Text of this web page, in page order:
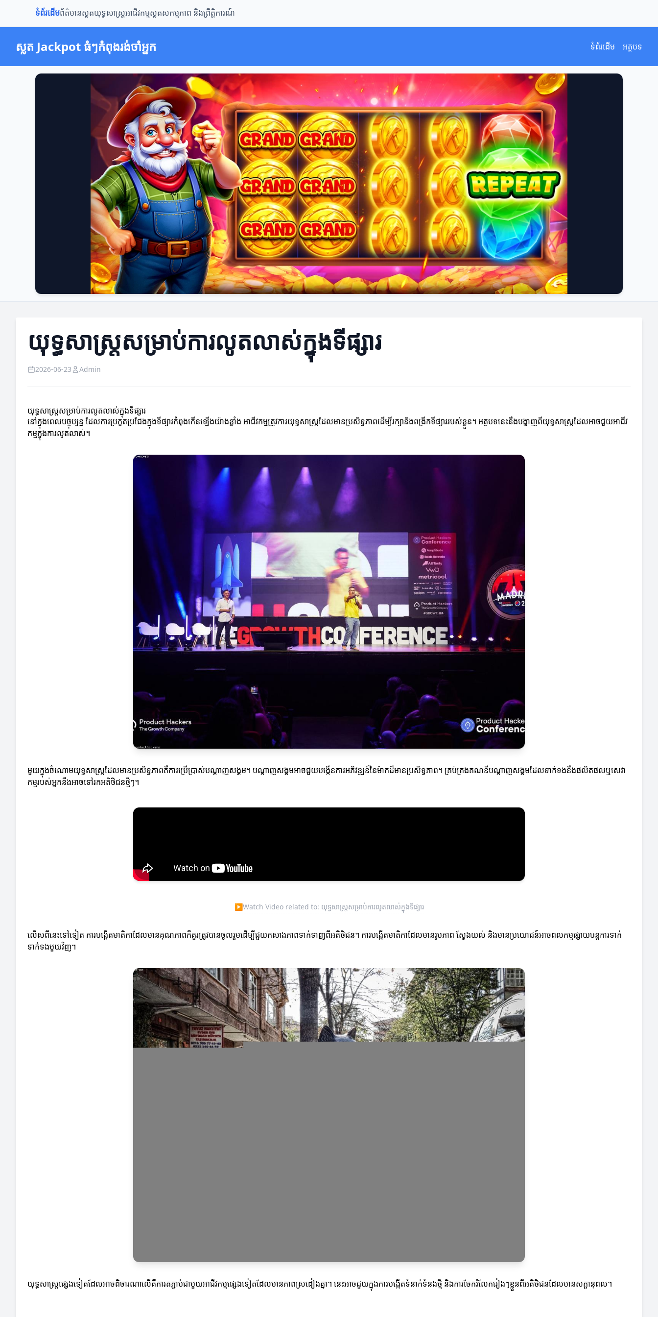
ទំព័រដើមព័ត៌មានស្លតយុទ្ធសាស្ត្រអាជីវកម្មស្លតសកម្មភាព និងព្រឹត្តិការណ៍
ស្លត Jackpot ធំៗកំពុងរង់ចាំអ្នក ទំព័រដើម អត្ថបទ
យុទ្ធសាស្ត្រសម្រាប់ការលូតលាស់ក្នុងទីផ្សារ
2026-06-23 Admin
យុទ្ធសាស្ត្រសម្រាប់ការលូតលាស់ក្នុងទីផ្សារ
នៅក្នុងពេលបច្ចុប្បន្ន ដែលការប្រកួតប្រជែងក្នុងទីផ្សារកំពុងកើនឡើងយ៉ាងខ្លាំង អាជីវកម្មត្រូវការយុទ្ធសាស្ត្រដែលមានប្រសិទ្ធភាពដើម្បីរក្សានិងពង្រីកទីផ្សាររបស់ខ្លួន។ អត្ថបទនេះនឹងបង្ហាញពីយុទ្ធសាស្ត្រដែលអាចជួយអាជីវ
កម្មក្នុងការលូតលាស់។
មួយក្នុងចំណោមយុទ្ធសាស្ត្រ​ដែលមានប្រសិទ្ធភាព​គឺការប្រើប្រាស់បណ្តាញសង្គម។ បណ្តាញសង្គមអាចជួយបង្កើនការអភិវឌ្ឍន៍នៃម៉ាកដ៏មានប្រសិទ្ធភាព។ គ្រប់គ្រងគណនីបណ្តាញសង្គមដែលទាក់ទងនឹងផលិតផលឬសេវា
កម្មរបស់អ្នកនឹងអាចទៅរកអតិថិជនថ្មីៗ។
▶Watch Video related to: យុទ្ធសាស្ត្រសម្រាប់ការលូតលាស់ក្នុងទីផ្សារ
លើសពីនេះទៅទៀត ការបង្កើតមាតិកាដែលមានគុណភាពក៏គួរត្រូវបានចូលរួមដើម្បីជួយកសាងភាពទាក់ទាញពីអតិថិជន។ ការបង្កើតមាតិកាដែលមានរូបភាព ស្វែងយល់ និងមានប្រយោជន៍អាចពលកម្មផ្សាយបន្តការទាក់
ទាក់ទងមួយវិញ។
យុទ្ធសាស្ត្រផ្សេងទៀតដែលអាចពិចារណាលើគឺការតភ្ជាប់ជាមួយអាជីវកម្មផ្សេងទៀតដែលមានភាពស្រដៀងគ្នា។ នេះអាចជួយក្នុងការបង្កើតទំនាក់ទំនងថ្មី និងការចែករំលែករៀងៗខ្លួនពីអតិថិជនដែលមានសក្តានុពល។